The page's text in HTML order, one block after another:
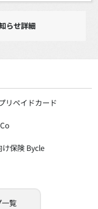
らせ詳細
リペイドカード
け保険 Bycle
覧